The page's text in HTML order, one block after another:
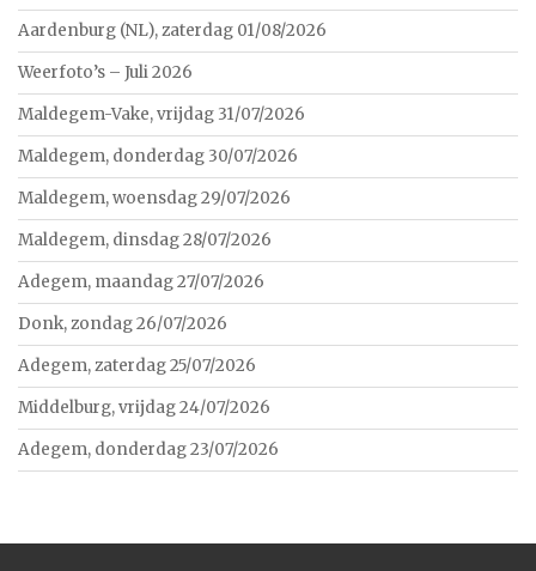
Aardenburg (NL), zaterdag 01/08/2026
Weerfoto’s – Juli 2026
Maldegem-Vake, vrijdag 31/07/2026
Maldegem, donderdag 30/07/2026
Maldegem, woensdag 29/07/2026
Maldegem, dinsdag 28/07/2026
Adegem, maandag 27/07/2026
Donk, zondag 26/07/2026
Adegem, zaterdag 25/07/2026
Middelburg, vrijdag 24/07/2026
Adegem, donderdag 23/07/2026